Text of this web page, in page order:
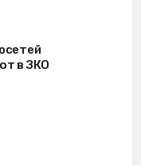
в ЗКО